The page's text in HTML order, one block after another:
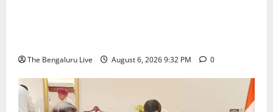
The Bengaluru Live August 6, 2026 9:32 PM 0